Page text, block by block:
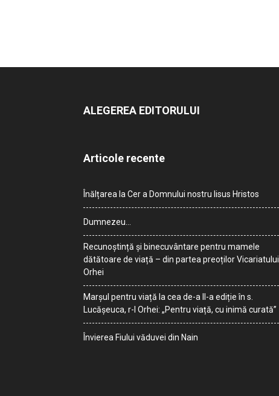
ALEGEREA EDITORULUI
Articole recente
Înălțarea la Cer a Domnului nostru Iisus Hristos
Dumnezeu…
Recunoștință și binecuvântare pentru mamele
dătătoare de viață – din partea preoților Vicariatului
Orhei
Marșul pentru viață la cea de-a II-a ediție în s.
Lucășeuca, r-l Orhei: „Pentru viață, cu inimă curată”
Învierea Fiului văduvei din Nain